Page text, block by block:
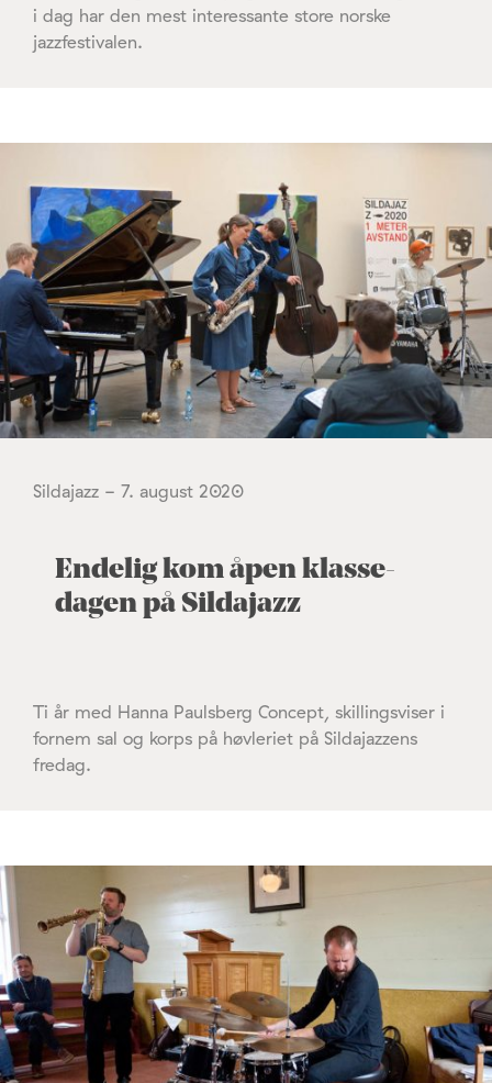
i dag har den mest interessante store norske
jazzfestivalen.
Sildajazz - 7. august 2020
Endelig kom åpen klasse-
dagen på Sildajazz
Ti år med Hanna Paulsberg Concept, skillingsviser i
fornem sal og korps på høvleriet på Sildajazzens
fredag.